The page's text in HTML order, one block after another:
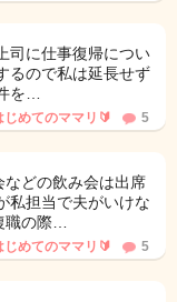
司に仕事復帰につい
るので私は延長せず
を…
じめてのママリ🔰 5
どの飲み会は出席
私担当で夫がいけな
職の際…
じめてのママリ🔰 5